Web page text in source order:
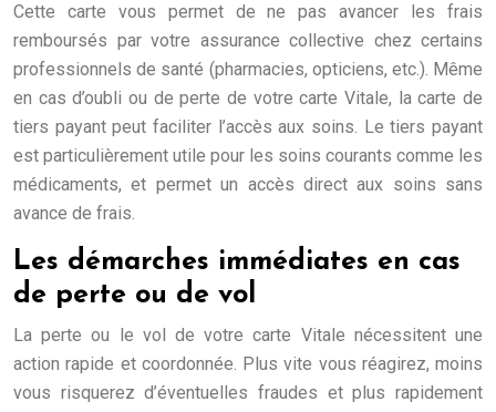
Cette carte vous permet de ne pas avancer les frais
remboursés par votre assurance collective chez certains
professionnels de santé (pharmacies, opticiens, etc.). Même
en cas d’oubli ou de perte de votre carte Vitale, la carte de
tiers payant peut faciliter l’accès aux soins. Le tiers payant
est particulièrement utile pour les soins courants comme les
médicaments, et permet un accès direct aux soins sans
avance de frais.
Les démarches immédiates en cas
de perte ou de vol
La perte ou le vol de votre carte Vitale nécessitent une
action rapide et coordonnée. Plus vite vous réagirez, moins
vous risquerez d’éventuelles fraudes et plus rapidement